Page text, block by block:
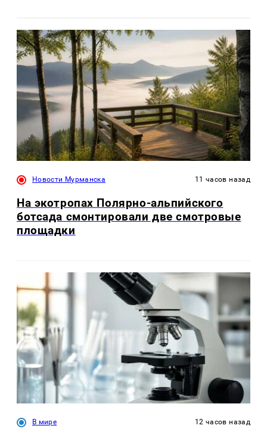
Новости Мурманска 11 часов назад
На экотропах Полярно-альпийского
ботсада смонтировали две смотровые
площадки
В мире 12 часов назад